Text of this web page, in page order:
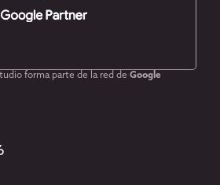
forma parte de la red de Google